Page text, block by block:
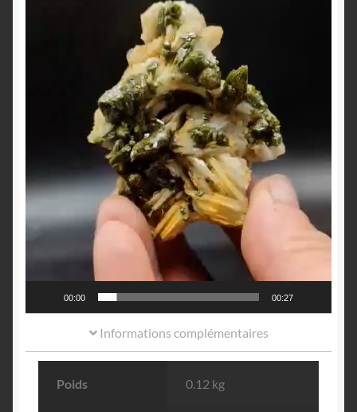
00:00 00:27
Informations complémentaires
Poids 0.12 kg